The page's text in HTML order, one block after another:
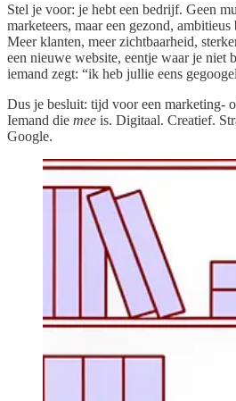
Stel je voor: je hebt een bedrijf. Geen
marketeers, maar een gezond,
Meer klanten, meer zichtbaarheid,
een nieuwe website, eentje waar je niet
iemand zegt: “ik heb jullie eens
Dus je besluit: tijd voor een marketing-
Iemand die mee is. Digitaal. Creatief.
Google.